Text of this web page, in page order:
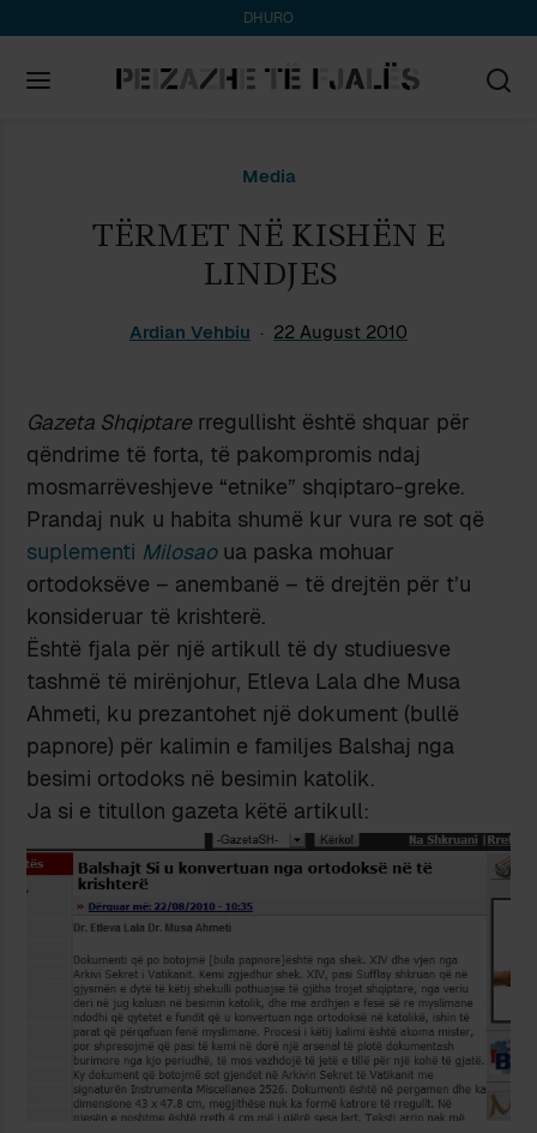
DHURO
Media
TËRMET NË KISHËN E
LINDJES
Ardian Vehbiu 22 August 2010
Gazeta Shqiptare rregullisht është shquar për
qëndrime të forta, të pakompromis ndaj
mosmarrëveshjeve “etnike” shqiptaro-greke.
Prandaj nuk u habita shumë kur vura re sot që
suplementi Milosaoua paska mohuar
ortodoksëve – anembanë – të drejtën për t’u
konsideruar të krishterë.
Është fjala për një artikull të dy studiuesve
tashmë të mirënjohur, Etleva Lala dhe Musa
Ahmeti, ku prezantohet një dokument (bullë
papnore) për kalimin e familjes Balshaj nga
besimi ortodoks në besimin katolik.
Ja si e titullon gazeta këtë artikull: